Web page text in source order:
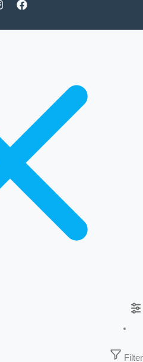
Filter